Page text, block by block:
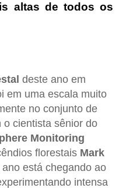
altas de todos os
deste ano em
em uma escala muito
no conjunto de
o cientista sênior do
Monitoring
florestais Mark
está chegando ao
intensa